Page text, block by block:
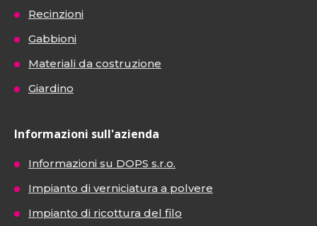
Recinzioni
Gabbioni
Materiali da costruzione
Giardino
Informazioni sull'azienda
Informazioni su DOPS s.r.o.
Impianto di verniciatura a polvere
Impianto di ricottura del filo